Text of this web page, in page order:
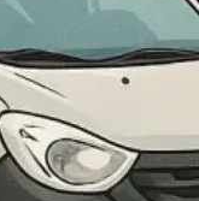
B6
B7
B8